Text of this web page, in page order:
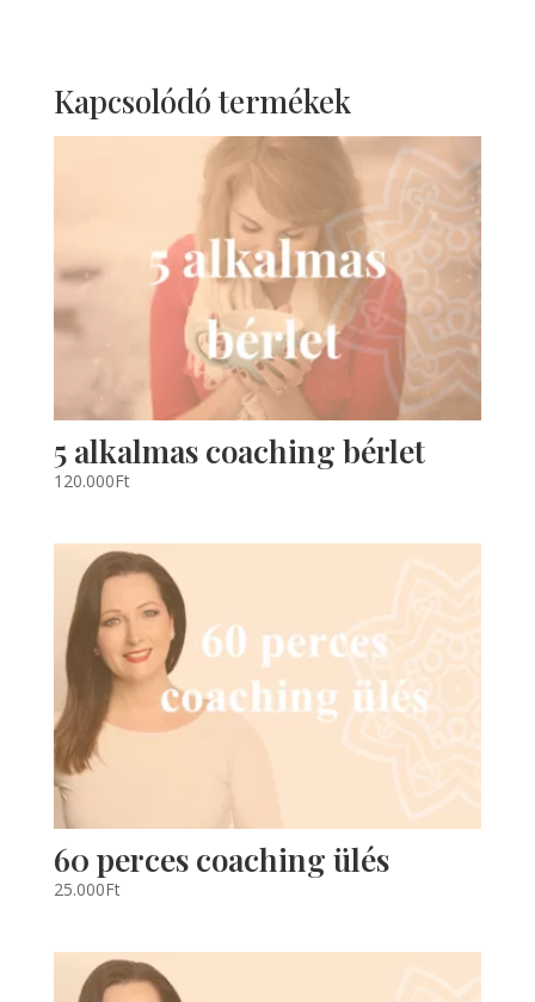
Kapcsolódó termékek
5 alkalmas coaching bérlet
120.000Ft
60 perces coaching ülés
25.000Ft